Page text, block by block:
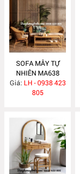
SOFA MÂY TỰ
NHIÊN MA638
Giá: LH - 0938 423
805